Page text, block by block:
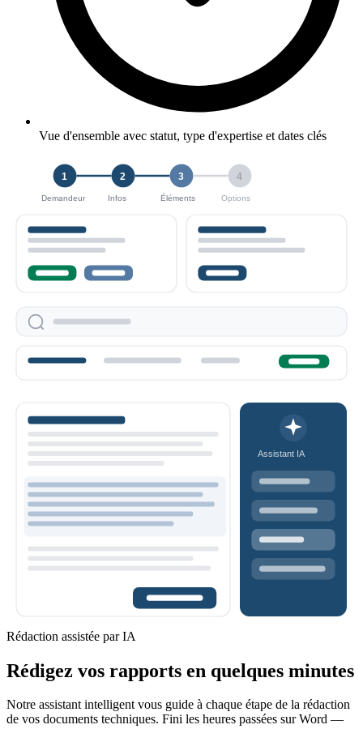
Vue d'ensemble avec statut, type d'expertise et dates clés
1 2 3 4
Demandeur Infos Éléments Options
Assistant IA
Rédaction assistée par IA
Rédigez vos rapports en quelques minutes
Notre assistant intelligent vous guide à chaque étape de la rédaction
de vos documents techniques. Fini les heures passées sur Word —